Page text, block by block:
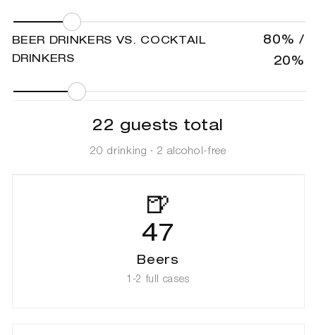
BEER DRINKERS VS. COCKTAIL
DRINKERS
80% /
20%
22 guests total
20 drinking · 2 alcohol-free
🍺
47
Beers
1-2 full cases